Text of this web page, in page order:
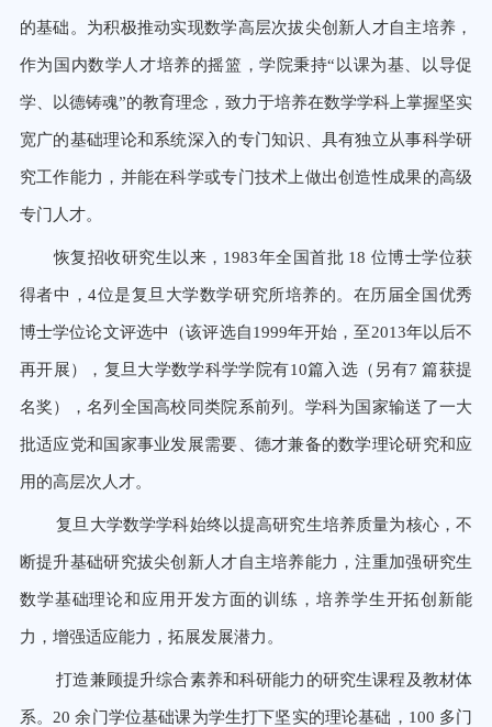
的基础。为积极推动实现数学高层次拔尖创新人才自主培养，
作为国内数学人才培养的摇篮，学院秉持“以课为基、以导促
学、以德铸魂”的教育理念，致力于培养在数学学科上掌握坚实
宽广的基础理论和系统深入的专门知识、具有独立从事科学研
究工作能力，并能在科学或专门技术上做出创造性成果的高级
专门人才。
恢复招收研究生以来，1983年全国首批 18 位博士学位获
得者中，4位是复旦大学数学研究所培养的。在历届全国优秀
博士学位论文评选中（该评选自1999年开始，至2013年以后不
再开展），复旦大学数学科学学院有10篇入选（另有7 篇获提
名奖），名列全国高校同类院系前列。学科为国家输送了一大
批适应党和国家事业发展需要、德才兼备的数学理论研究和应
用的高层次人才。
复旦大学数学学科始终以提高研究生培养质量为核心，不
断提升基础研究拔尖创新人才自主培养能力，注重加强研究生
数学基础理论和应用开发方面的训练，培养学生开拓创新能
力，增强适应能力，拓展发展潜力。
打造兼顾提升综合素养和科研能力的研究生课程及教材体
系。 20余门学位基础课为学生打下坚实的理论基础， 100 多门